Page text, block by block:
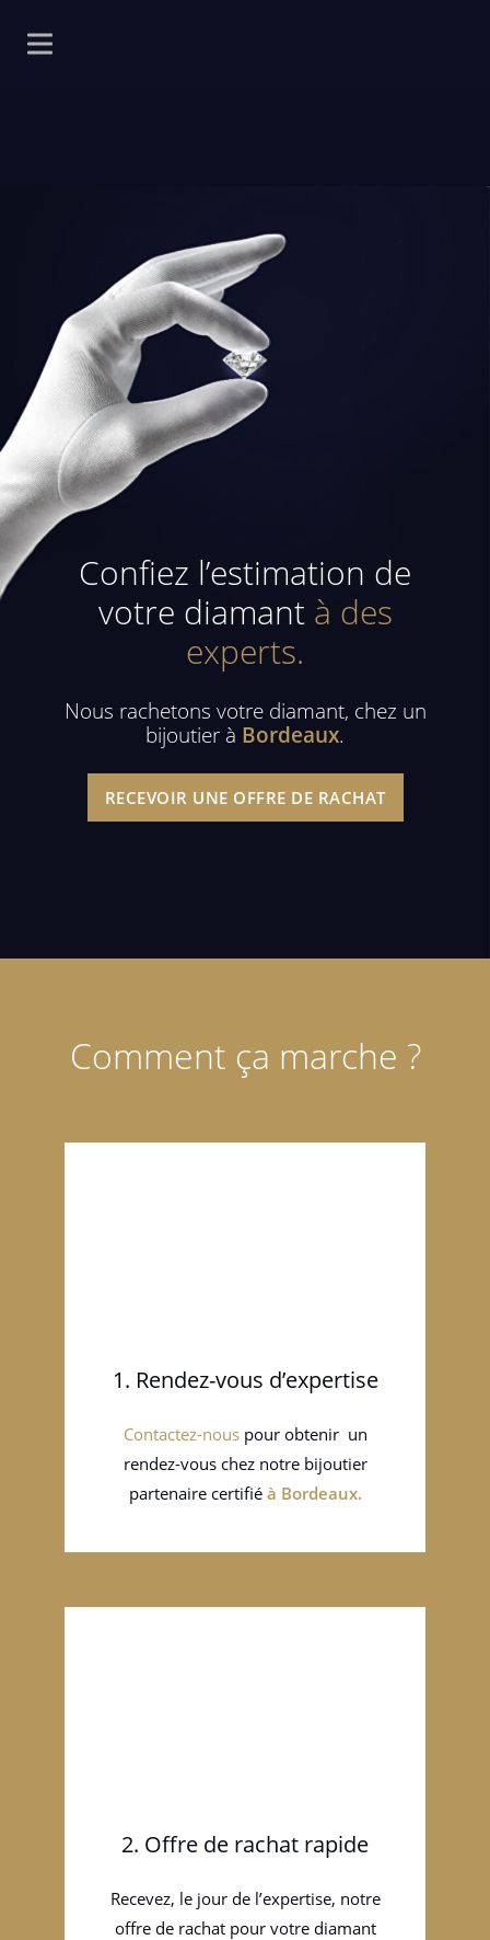
Confiez l’estimation de
votre diamantà des
experts.
Nous rachetons votre diamant, chez un
bijoutier à Bordeaux.
RECEVOIR UNE OFFRE DE RACHAT
Comment ça marche ?
1. Rendez-vous d’expertise
Contactez-nouspour obtenir un
rendez-vous chez notre bijoutier
partenaire certifié à Bordeaux.
2. Offre de rachat rapide
Recevez, le jour de l’expertise, notre
offre de rachat pour votre diamant